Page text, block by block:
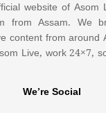
website of Asom
from Assam. We
content from around
Live, work 24×7,
We’re Social